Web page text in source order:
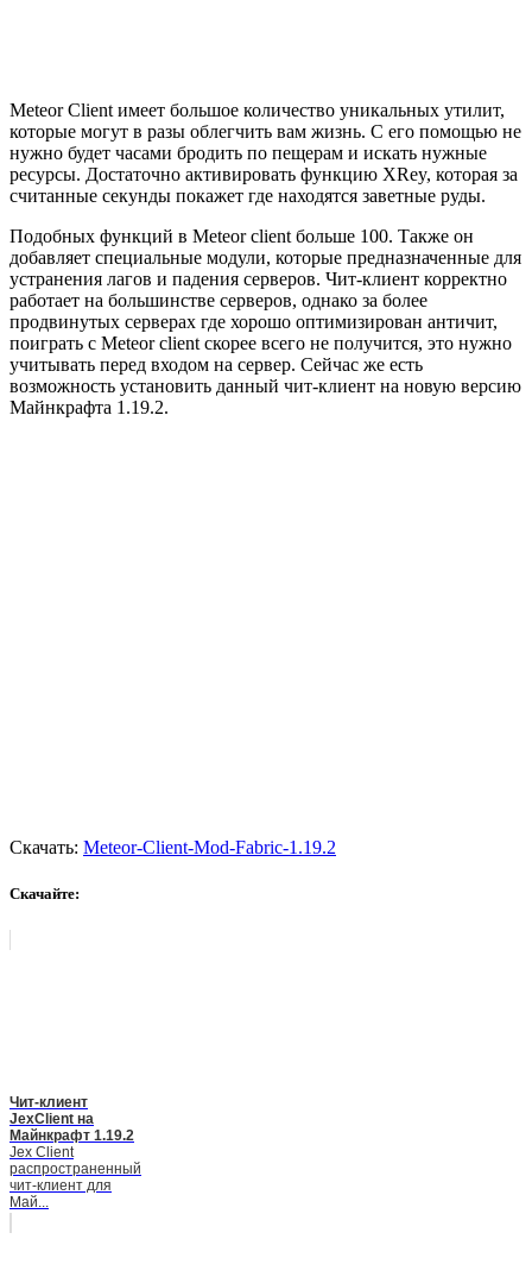
Meteor Client имеет большое количество уникальных утилит,
которые могут в разы облегчить вам жизнь. С его помощью не
нужно будет часами бродить по пещерам и искать нужные
ресурсы. Достаточно активировать функцию XRey, которая за
считанные секунды покажет где находятся заветные руды.
Подобных функций в Meteor client больше 100. Также он
добавляет специальные модули, которые предназначенные для
устранения лагов и падения серверов. Чит-клиент корректно
работает на большинстве серверов, однако за более
продвинутых серверах где хорошо оптимизирован античит,
поиграть с Meteor client скорее всего не получится, это нужно
учитывать перед входом на сервер. Сейчас же есть
возможность установить данный чит-клиент на новую версию
Майнкрафта 1.19.2.
Скачать: Meteor-Client-Mod-Fabric-1.19.2
Скачайте:
Чит-клиент
JexClient на
Майнкрафт 1.19.2
Jex Client
распространенный
чит-клиент для
Май...